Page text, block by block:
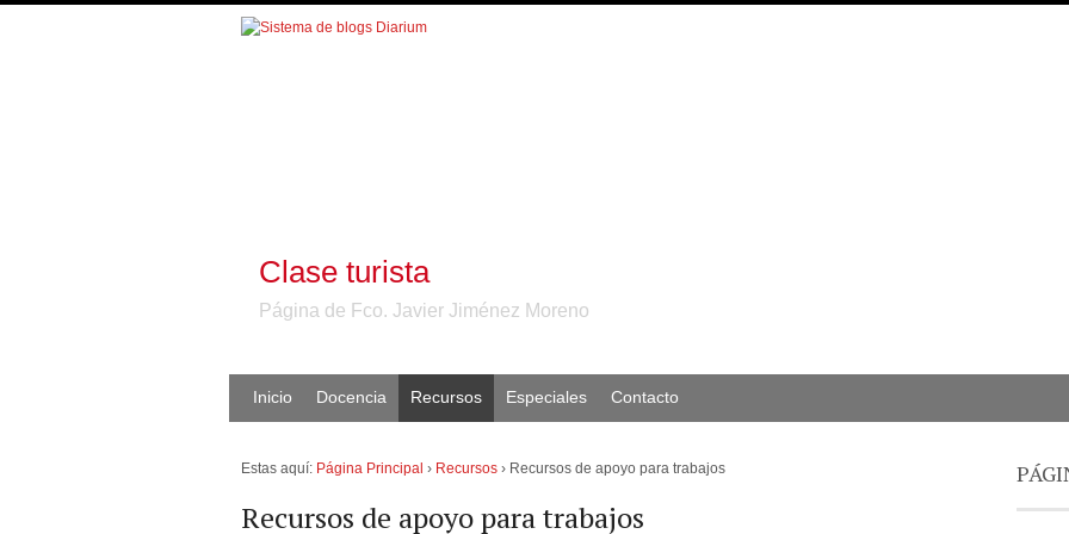
Clase turista
Página de Fco. Javier Jiménez Moreno
Inicio Docencia Recursos Especiales Contacto
Estas aquí: Página Principal › Recursos › Recursos de apoyo para trabajos
Recursos de apoyo para trabajos